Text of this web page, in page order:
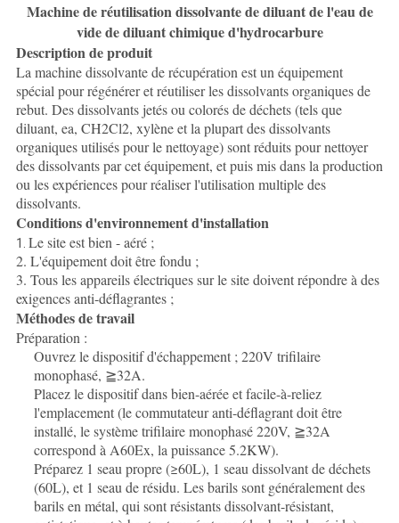
Machine de réutilisation dissolvante de diluant de l'eau de
vide de diluant chimique d'hydrocarbure
Description de produit
La machine dissolvante de récupération est un équipement
spécial pour régénérer et réutiliser les dissolvants organiques de
rebut. Des dissolvants jetés ou colorés de déchets (tels que
diluant, ea, CH2Cl2, xylène et la plupart des dissolvants
organiques utilisés pour le nettoyage) sont réduits pour nettoyer
des dissolvants par cet équipement, et puis mis dans la production
ou les expériences pour réaliser l'utilisation multiple des
dissolvants.
Conditions d'environnement d'installation
1. Le site est bien - aéré ;
2. L'équipement doit être fondu ;
3. Tous les appareils électriques sur le site doivent répondre à des
exigences anti-déflagrantes ;
Méthodes de travail
Préparation :
Ouvrez le dispositif d'échappement ; 220V trifilaire
monophasé, ≧32A.
Placez le dispositif dans bien-aérée et facile-à-reliez
l'emplacement (le commutateur anti-déflagrant doit être
installé, le système trifilaire monophasé 220V, ≧32A
correspond à A60Ex, la puissance 5.2KW).
Préparez 1 seau propre (≥60L), 1 seau dissolvant de déchets
(60L), et 1 seau de résidu. Les barils sont généralement des
barils en métal, qui sont résistants dissolvant-résistant,